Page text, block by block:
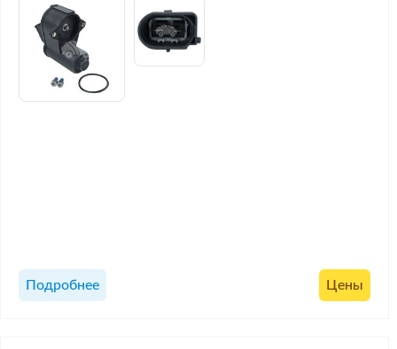
Подробнее Цены